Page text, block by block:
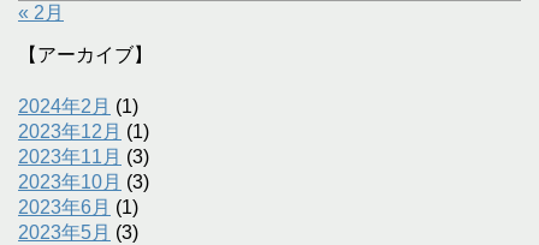
« 2月
【アーカイブ】
2024年2月 (1)
2023年12月 (1)
2023年11月 (3)
2023年10月 (3)
2023年6月 (1)
2023年5月 (3)